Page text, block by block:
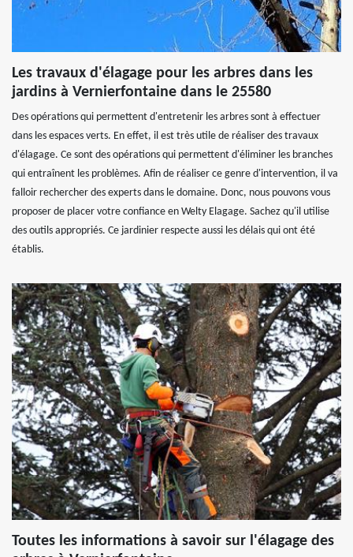
Les travaux d'élagage pour les arbres dans les
jardins à Vernierfontaine dans le 25580
Des opérations qui permettent d'entretenir les arbres sont à effectuer
dans les espaces verts. En effet, il est très utile de réaliser des travaux
d'élagage. Ce sont des opérations qui permettent d'éliminer les branches
qui entraînent les problèmes. Afin de réaliser ce genre d'intervention, il va
falloir rechercher des experts dans le domaine. Donc, nous pouvons vous
proposer de placer votre confiance en Welty Elagage. Sachez qu'il utilise
des outils appropriés. Ce jardinier respecte aussi les délais qui ont été
établis.
Toutes les informations à savoir sur l'élagage des